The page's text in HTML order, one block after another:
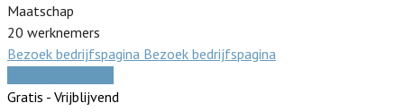
Maatschap
20 werknemers
Bezoek bedrijfspagina Bezoek bedrijfspagina
Gratis - Vrijblijvend